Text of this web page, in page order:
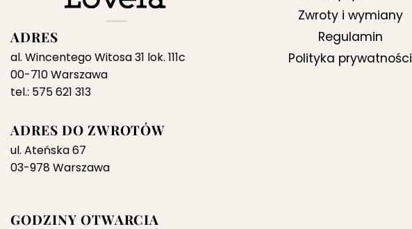
ADRES
al. Wincentego Witosa 31 lok. 111c
00-710 Warszawa
tel.: 575 621 313
ADRES DO ZWROTÓW
ul. Ateńska 67
03-978 Warszawa
GODZINY OTWARCIA
Zwroty i wymiany
Regulamin
Polityka prywatności